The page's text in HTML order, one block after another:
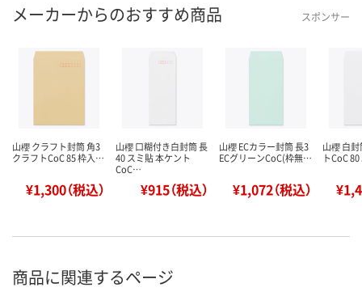
メーカーからのおすすめ商品 スポンサー
山櫻 クラフト封筒 角3
クラフトCoC 85 枠入…
¥1,300（税込）
山櫻 口糊付き白封筒 長
40 スミ貼 本ケント
CoC…
¥915（税込）
山櫻 ECカラー封筒 長3
ECグリーンCoC(枠無…
¥1,072（税込）
山櫻 白
トCoC
商品に関連するページ